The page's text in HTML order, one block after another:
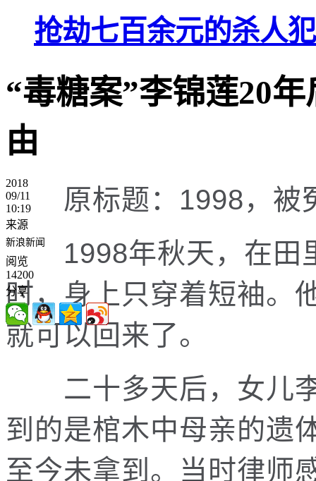
抢劫七百余元的杀人
“毒糖案”李锦莲20
由
2018
09/11
10:19
来源
新浪新闻
阅览
14200
分享
原标题：1998，被冤
1998年秋天，在田
时，身上只穿着短袖。
就可以回来了。
二十多天后，女儿李
到的是棺木中母亲的遗
至今未拿到。当时律师